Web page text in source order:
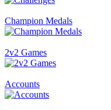
Champion Medals
2v2 Games
Accounts